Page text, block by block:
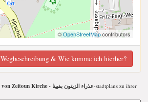
©OpenStreetMapcontributors
Wegbeschreibung & Wie komme ich hierher?
Hl. Maria von Zeitoun Kirche - عذراء الزيتون بفيينا-stadtplans zu ihrer